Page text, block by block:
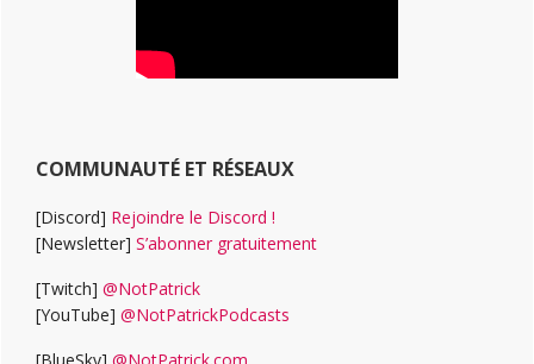
COMMUNAUTÉ ET RÉSEAUX
[Discord] Rejoindre le Discord !
[Newsletter] S’abonner gratuitement
[Twitch] @NotPatrick
[YouTube] @NotPatrickPodcasts